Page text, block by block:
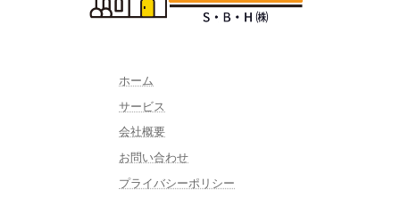
ホーム
サービス
会社概要
お問い合わせ
プライバシーポリシー